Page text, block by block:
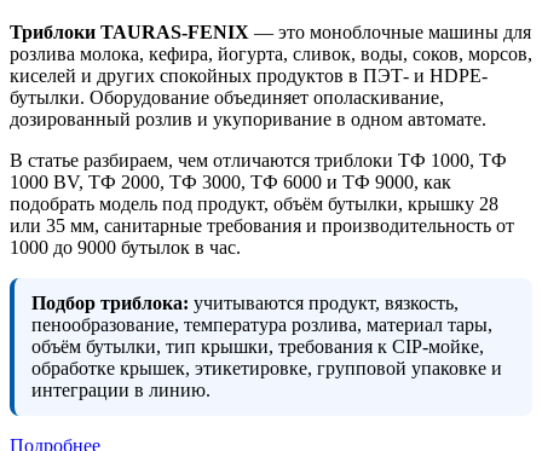
Триблоки TAURAS-FENIX — это моноблочные машины для
розлива молока, кефира, йогурта, сливок, воды, соков, морсов,
киселей и других спокойных продуктов в ПЭТ- и HDPE-
бутылки. Оборудование объединяет ополаскивание,
дозированный розлив и укупоривание в одном автомате.
В статье разбираем, чем отличаются триблоки ТФ 1000, ТФ
1000 BV, ТФ 2000, ТФ 3000, ТФ 6000 и ТФ 9000, как
подобрать модель под продукт, объём бутылки, крышку 28
или 35 мм, санитарные требования и производительность от
1000 до 9000 бутылок в час.
Подбор триблока: учитываются продукт, вязкость,
пенообразование, температура розлива, материал тары,
объём бутылки, тип крышки, требования к CIP-мойке,
обработке крышек, этикетировке, групповой упаковке и
интеграции в линию.
Подробнее